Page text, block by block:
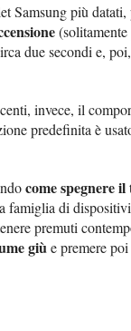
Samsung più
due secondi e,
invece, il
predefinita è
come spegnere
famiglia di
premuti
giùe premere